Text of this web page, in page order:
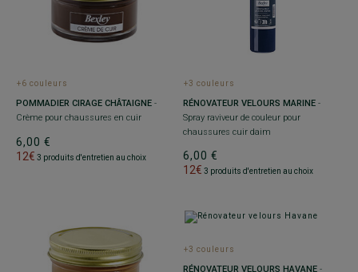
+6 couleurs
POMMADIER CIRAGE CHÂTAIGNE -
Crème pour chaussures en cuir
6,00 €
12€ 3 produits d'entretien au choix
+3 couleurs
RÉNOVATEUR VELOURS MARINE -
Spray raviveur de couleur pour
chaussures cuir daim
6,00 €
12€ 3 produits d'entretien au choix
+3 couleurs
RÉNOVATEUR VELOURS HAVANE -